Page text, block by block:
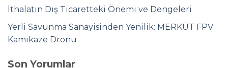
İthalatın Dış Ticaretteki Önemi ve Dengeleri
Yerli Savunma Sanayisinden Yenilik: MERKÜT FPV
Kamikaze Dronu
Son Yorumlar